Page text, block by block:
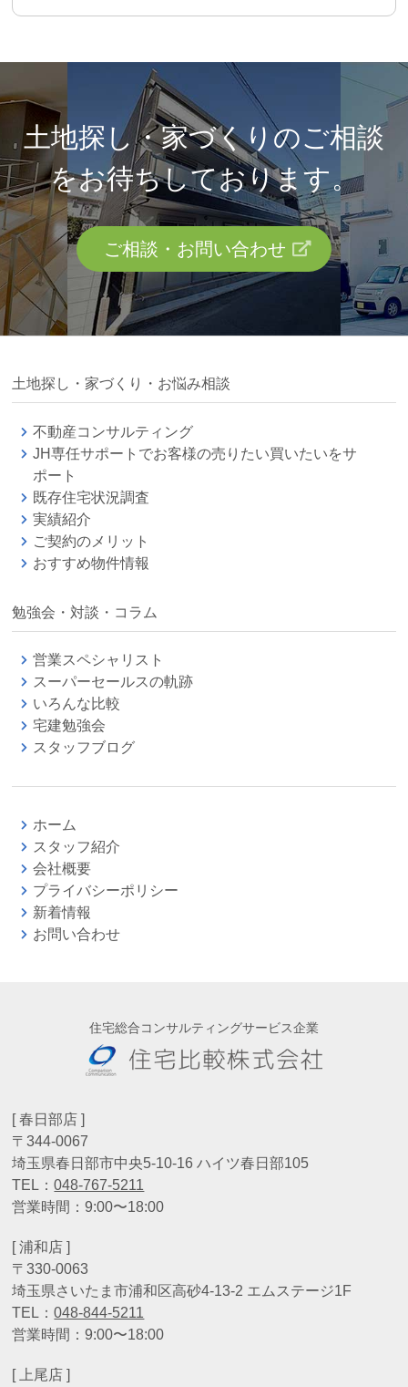
土地探し・家づくりのご相談
をお待ちしております。
ご相談・お問い合わせ
土地探し・家づくり・お悩み相談
不動産コンサルティング
JH専任サポートでお客様の売りたい買いたいをサ
ポート
既存住宅状況調査
実績紹介
ご契約のメリット
おすすめ物件情報
勉強会・対談・コラム
営業スペシャリスト
スーパーセールスの軌跡
いろんな比較
宅建勉強会
スタッフブログ
ホーム
スタッフ紹介
会社概要
プライバシーポリシー
新着情報
お問い合わせ
住宅総合コンサルティングサービス企業
[ 春日部店 ]
〒344-0067
埼玉県春日部市中央5-10-16 ハイツ春日部105
TEL：048-767-5211
営業時間：9:00〜18:00
[ 浦和店 ]
〒330-0063
埼玉県さいたま市浦和区高砂4-13-2 エムステージ1F
TEL：048-844-5211
営業時間：9:00〜18:00
[ 上尾店 ]